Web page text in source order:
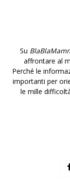
Su
affrontare al
Perché le
importanti per
le mille